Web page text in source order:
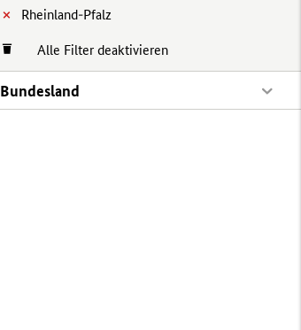
Rheinland-Pfalz
Alle Filter deaktivieren
Bundesland